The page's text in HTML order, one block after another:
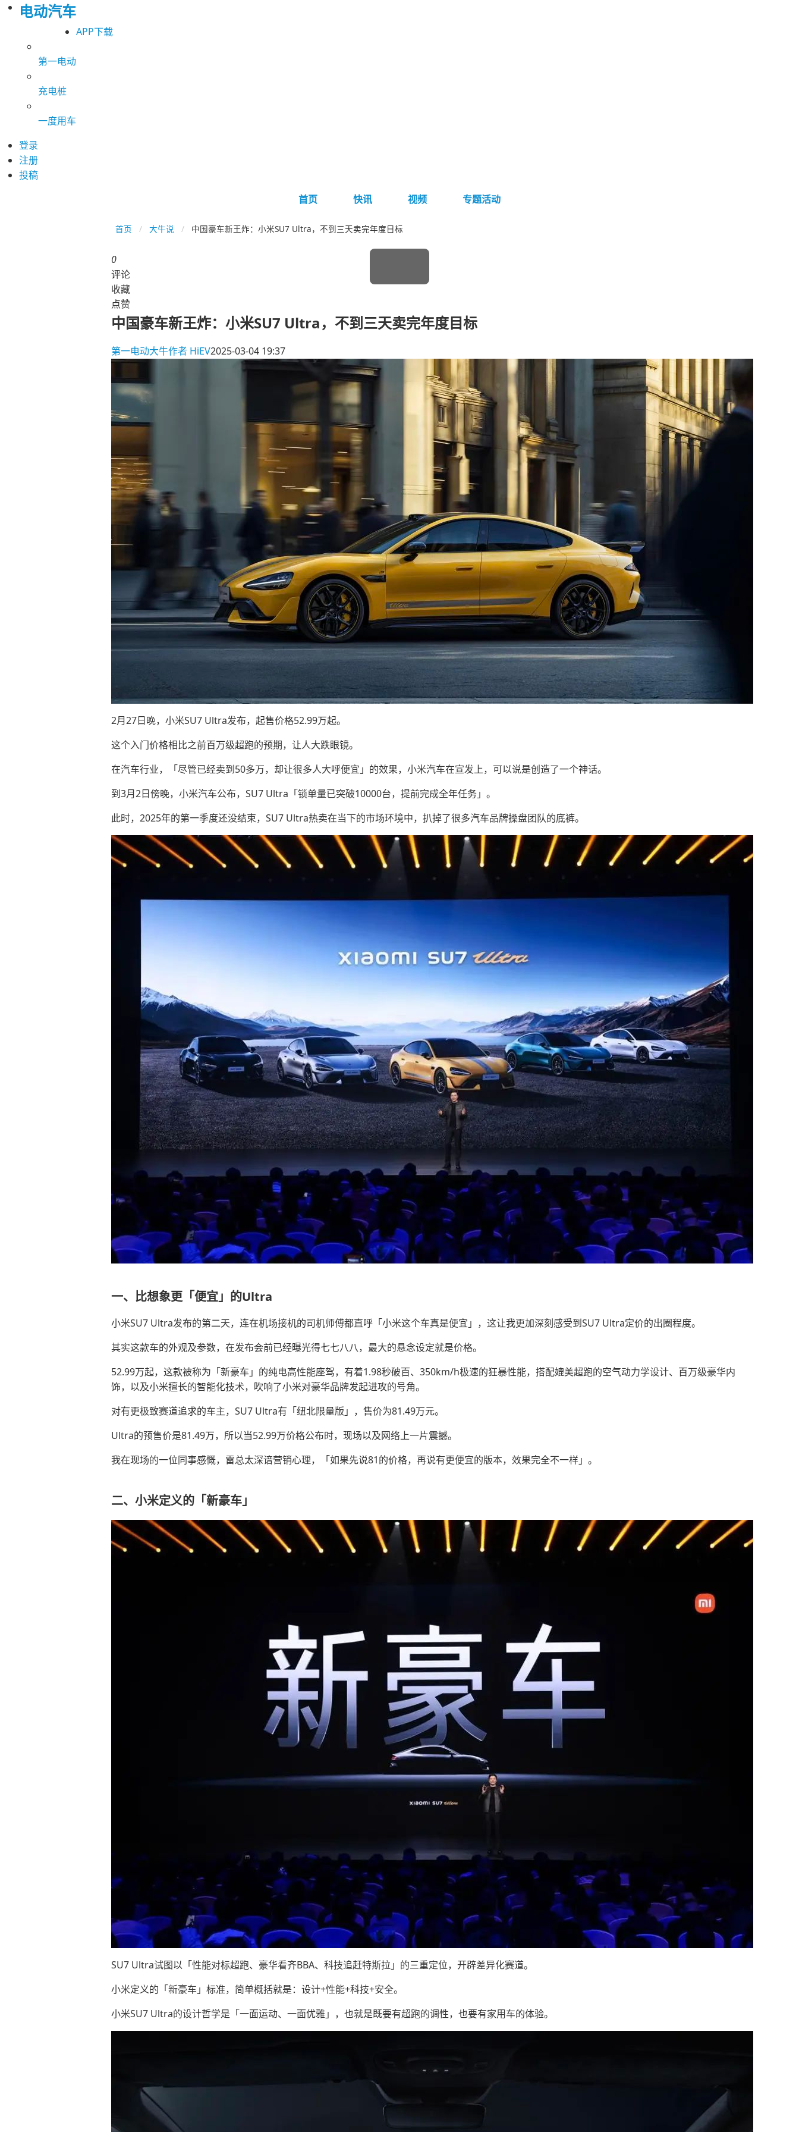
电动汽车
APP下载
第一电动
充电桩
一度用车
登录
注册
投稿
首页
快讯 视频 专题活动
首页 大牛说 中国豪车新王炸：小米SU7 Ultra，不到三天卖完年度目标
0
评论
收藏
点赞
中国豪车新王炸：小米SU7 Ultra，不到三天卖完年度目标
第一电动大牛作者 HiEV2025-03-04 19:37
2月27日晚，小米SU7 Ultra发布，起售价格52.99万起。
这个入门价格相比之前百万级超跑的预期，让人大跌眼镜。
在汽车行业，「尽管已经卖到50多万，却让很多人大呼便宜」的效果，小米汽车在宣发上，可以说是创造了一个神话。
到3月2日傍晚，小米汽车公布，SU7 Ultra「锁单量已突破10000台，提前完成全年任务」。
此时，2025年的第一季度还没结束，SU7 Ultra热卖在当下的市场环境中，扒掉了很多汽车品牌操盘团队的底裤。
一、比想象更「便宜」的Ultra
小米SU7 Ultra发布的第二天，连在机场接机的司机师傅都直呼「小米这个车真是便宜」，这让我更加深刻感受到SU7 Ultra定价的出圈程度。
其实这款车的外观及参数，在发布会前已经曝光得七七八八，最大的悬念设定就是价格。
52.99万起，这款被称为「新豪车」的纯电高性能座驾，有着1.98秒破百、350km/h极速的狂暴性能，搭配媲美超跑的空气动力学设计、百万级豪华内
饰，以及小米擅长的智能化技术，吹响了小米对豪华品牌发起进攻的号角。
对有更极致赛道追求的车主，SU7 Ultra有「纽北限量版」，售价为81.49万元。
Ultra的预售价是81.49万，所以当52.99万价格公布时，现场以及网络上一片震撼。
我在现场的一位同事感慨，雷总太深谙营销心理，「如果先说81的价格，再说有更便宜的版本，效果完全不一样」。
二、小米定义的「新豪车」
SU7 Ultra试图以「性能对标超跑、豪华看齐BBA、科技追赶特斯拉」的三重定位，开辟差异化赛道。
小米定义的「新豪车」标准，简单概括就是：设计+性能+科技+安全。
小米SU7 Ultra的设计哲学是「一面运动、一面优雅」，也就是既要有超跑的调性，也要有家用车的体验。